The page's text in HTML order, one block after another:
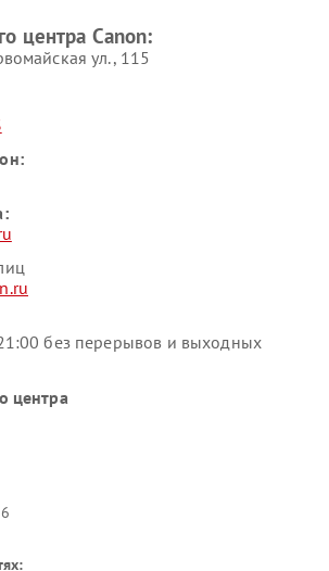
центра Canon:
ул., 115
без перерывов и выходных
центра